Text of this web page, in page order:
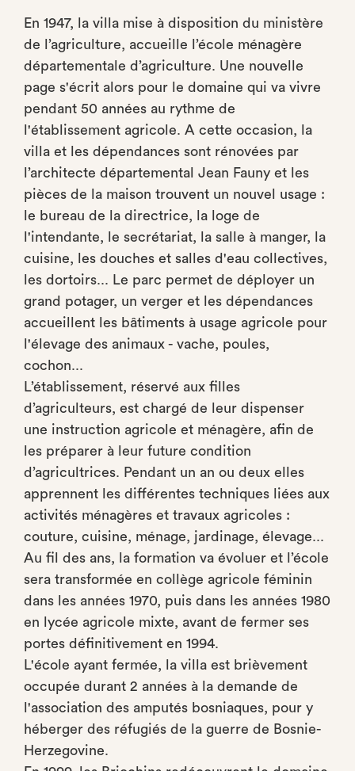
En 1947, la villa mise à disposition du ministère
de l’agriculture, accueille l’école ménagère
départementale d’agriculture. Une nouvelle
page s'écrit alors pour le domaine qui va vivre
pendant 50 années au rythme de
l'établissement agricole. A cette occasion, la
villa et les dépendances sont rénovées par
l’architecte départemental Jean Fauny et les
pièces de la maison trouvent un nouvel usage :
le bureau de la directrice, la loge de
l'intendante, le secrétariat, la salle à manger, la
cuisine, les douches et salles d'eau collectives,
les dortoirs... Le parc permet de déployer un
grand potager, un verger et les dépendances
accueillent les bâtiments à usage agricole pour
l'élevage des animaux - vache, poules,
cochon...
L’établissement, réservé aux filles
d’agriculteurs, est chargé de leur dispenser
une instruction agricole et ménagère, afin de
les préparer à leur future condition
d’agricultrices. Pendant un an ou deux elles
apprennent les différentes techniques liées aux
activités ménagères et travaux agricoles :
couture, cuisine, ménage, jardinage, élevage...
Au fil des ans, la formation va évoluer et l’école
sera transformée en collège agricole féminin
dans les années 1970, puis dans les années 1980
en lycée agricole mixte, avant de fermer ses
portes définitivement en 1994.
L'école ayant fermée, la villa est brièvement
occupée durant 2 années à la demande de
l'association des amputés bosniaques, pour y
héberger des réfugiés de la guerre de Bosnie-
Herzegovine.